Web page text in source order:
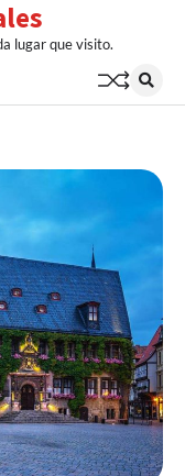
lugar que visito.